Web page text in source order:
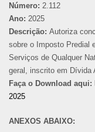
Número: 2.112
Ano: 2025
Descrição: Autoriza
sobre o Imposto Predial
Serviços de Qualquer
geral, inscrito em Dívida
Faça o Download aqui:
2025
ANEXOS ABAIXO: